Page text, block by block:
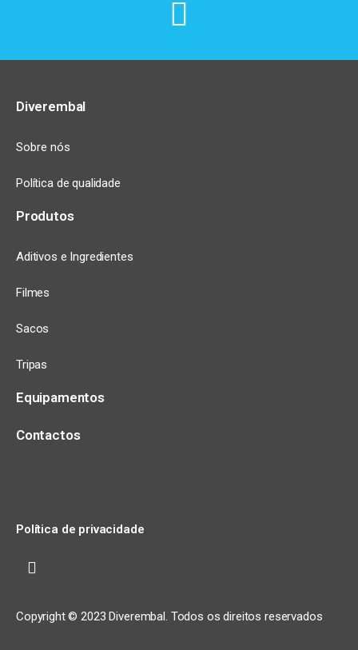
Diverembal
Sobre nós
Política de qualidade
Produtos
Aditivos e Ingredientes
Filmes
Sacos
Tripas
Equipamentos
Contactos
Política de privacidade
Copyright © 2023 Diverembal. Todos os direitos reservados